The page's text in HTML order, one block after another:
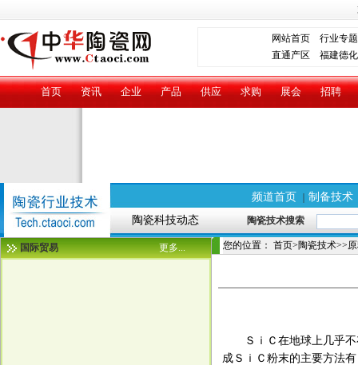
网站首页
行业专题
直通产区 福建德化
首页 资讯 企业 产品 供应 求购 展会 招聘
频道首页 制备技术
陶瓷科技动态 陶瓷技术搜索
国际贸易 更多... 您的位置： 首页>陶瓷技术>>
ＳｉＣ在地球上几乎不
成ＳｉＣ粉末的主要方法有